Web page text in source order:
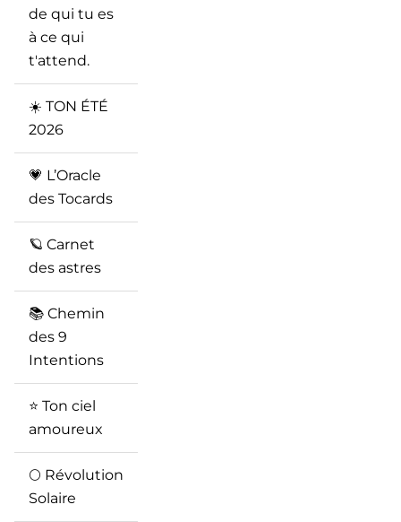
de qui tu es
à ce qui
t'attend.
☀️ TON ÉTÉ
2026
💗 L’Oracle
des Tocards
🪐 Carnet
des astres
📚 Chemin
des 9
Intentions
⭐️ Ton ciel
amoureux
🌕 Révolution
Solaire